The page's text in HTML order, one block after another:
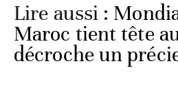
Lire aussi :
Maroc tient tête
décroche un